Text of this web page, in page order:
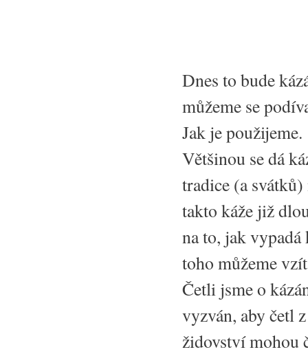
Dnes to bude
můžeme se
Jak je použijeme.
Většinou se dá
tradice (a
takto káže již
na to, jak
toho můžeme
Četli jsme o
vyzván, aby četl
židovství mohou